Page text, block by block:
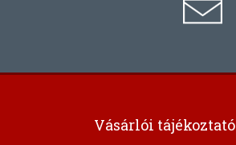
Vásárlói tájékoztató